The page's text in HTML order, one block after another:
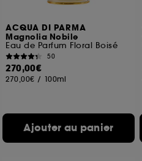
ACQUA DI PARMA
Magnolia Nobile
Eau de Parfum Floral Boisé
50
270,00€
270,00€ / 100ml
Ajouter au panier